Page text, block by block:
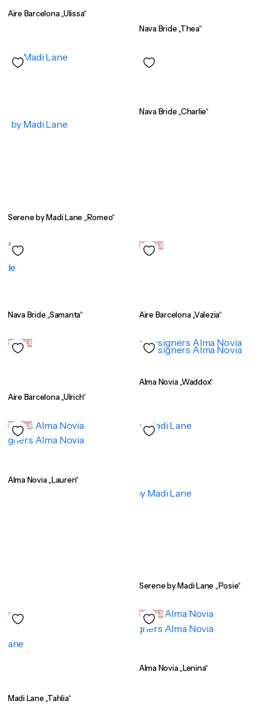
Aire Barcelona „Ulissa“
Nava Bride „Thea“
Serene by Madi Lane „Romeo“
Nava Bride „Charlie“
Nava Bride „Samanta“
SALE
Aire Barcelona „Valezia“
SALE
Aire Barcelona „Ulrich“
Alma Novia „Waddox“
SALE
Alma Novia „Lauren“
Serene by Madi Lane „Posie“
Madi Lane „Tahlia“
SALE
Alma Novia „Lenina“